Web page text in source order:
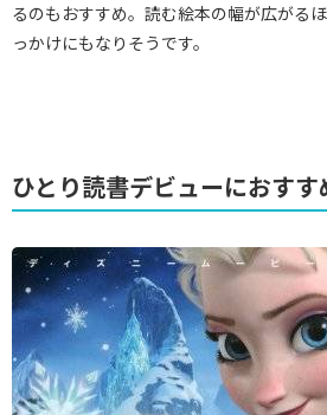
るのもおすすめ。読む絵本の幅が広がる
っかけにもなりそうです。
ひとり読書デビューにおすす